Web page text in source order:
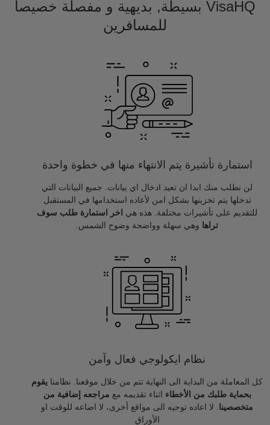
VisaHQ بسيطة, بديهية و مفصلة خصيصا
للمسافرين
استمارة تأشيرة يتم الانتهاء منها في خطوة واحدة
لن نطلب منك ابدا ان تعيد ادخال اي بيانات. جميع البيانات التي
تدخلها يتم تخزينها بشكل امن لأعاده استخدامها في المستقبل
للتقديم على تأشيرات مختلفة. هذه هي
اخر استمارة طلب سوف
تراها وهي سهلة وواضحة وضوح الشمس.
نظام ايكولوجي فعال وآمن
كل المعاملة من البداية الى النهاية تتم من خلال موقعنا. نظامنا يقوم
بحماية طلبك من الأخطاء اثناء تقديمه مع مراجعه إضافية من
متخصصينا . لا اعاده توجيه الى مواقع أخرى، لا اضاعه للوقت او
الأوراق